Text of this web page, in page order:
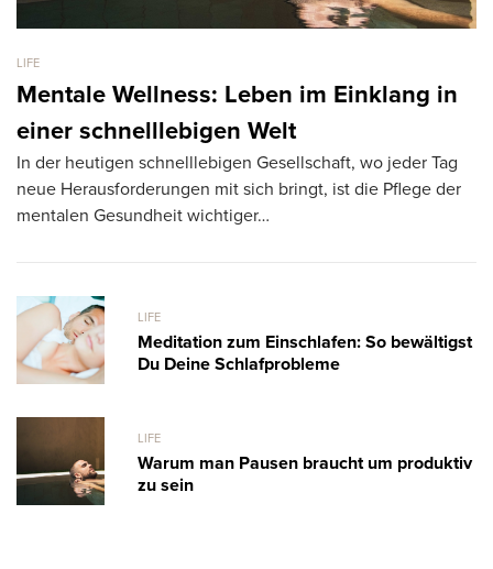
LIFE
Mentale Wellness: Leben im Einklang in
einer schnelllebigen Welt
In der heutigen schnelllebigen Gesellschaft, wo jeder Tag
neue Herausforderungen mit sich bringt, ist die Pflege der
mentalen Gesundheit wichtiger…
LIFE
Meditation zum Einschlafen: So bewältigst
Du Deine Schlafprobleme
LIFE
Warum man Pausen braucht um produktiv
zu sein